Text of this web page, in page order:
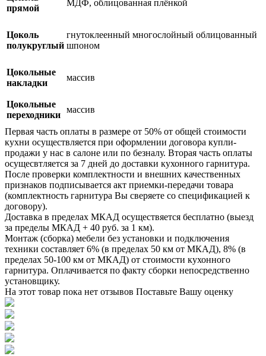
прямой
МДФ, облицованная плёнкой
Цоколь
полукруглый
гнутоклеенный многослойный облицованный
шпоном
Цокольные
накладки
массив
Цокольные
переходники
массив
Первая часть оплаты в размере от 50% от общей стоимости
кухни осуществляется при оформлении договора купли-
продажи у нас в салоне или по безналу. Вторая часть оплаты
осущесвтляется за 7 дней до доставки кухонного гарнитура.
После проверки комплектности и внешних качественных
признаков подписывается акт приемки-передачи товара
(комплектность гарнитура Вы сверяете со спецификацией к
договору).
Доставка в пределах МКАД осуществяется бесплатно (выезд
за пределы МКАД + 40 руб. за 1 км).
Монтаж (сборка) мебели без установки и подключения
техники составляет 6% (в пределах 50 км от МКАД), 8% (в
пределах 50-100 км от МКАД) от стоимости кухонного
гарнитура. Оплачивается по факту сборки непосредственно
установщику.
На этот товар пока нет отзывов Поставьте Вашу оценку